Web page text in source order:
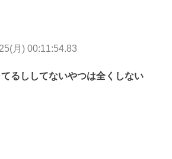
月) 00:11:54.83
るししてないやつは全くしない